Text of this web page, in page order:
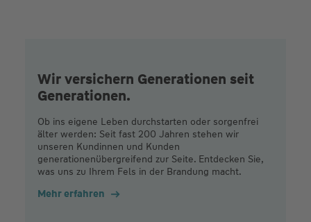
Wir versichern Generationen seit
Generationen.
Ob ins eigene Leben durchstarten oder sorgenfrei
älter werden: Seit fast 200 Jahren stehen wir
unseren Kundinnen und Kunden
generationenübergreifend zur Seite. Entdecken Sie,
was uns zu Ihrem Fels in der Brandung macht.
Mehr erfahren